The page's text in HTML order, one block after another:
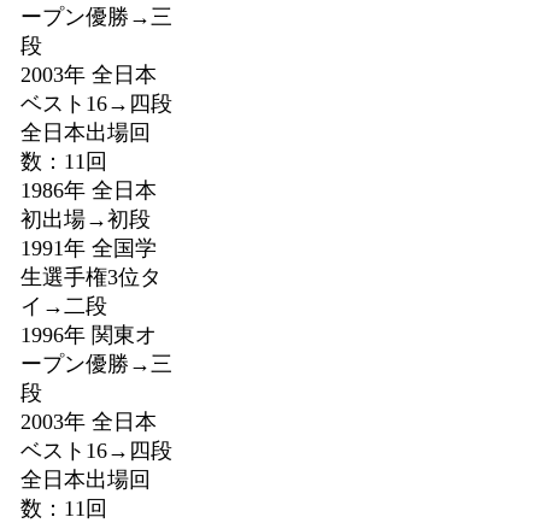
ープン優勝→三
段
2003年 全日本
ベスト16→四段
全日本出場回
数：11回
1986年 全日本
初出場→初段
1991年 全国学
生選手権3位タ
イ→二段
1996年 関東オ
ープン優勝→三
段
2003年 全日本
ベスト16→四段
全日本出場回
数：11回